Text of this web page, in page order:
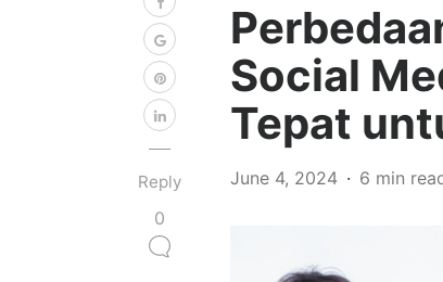
Reply
0
Social
Tepat
June 4, 2024 6 min